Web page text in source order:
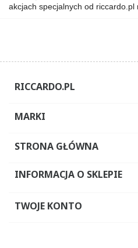
akcjach specjalnych od
RICCARDO.PL
MARKI
STRONA GŁÓWNA
INFORMACJA O SKLEPIE
TWOJE KONTO